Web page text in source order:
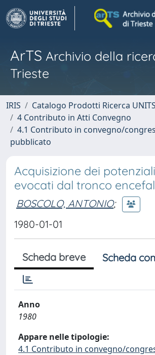
ArTS Archivio della
Trieste
IRIS
Catalogo Prodotti Ricerca UNITS
4 Contributo in Atti Convegno
4.1 Contributo in convegno/
pubblicato
Acquisizione dei
evocati dal tronco
BOSCOLO, ANTONIO;
1980-01-01
Scheda breve Scheda
Anno
1980
Appare nelle tipologie:
4.1 Contributo in convegno/